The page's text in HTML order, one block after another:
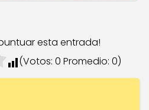
esta entrada!
(Votos: 0 Promedio: 0)